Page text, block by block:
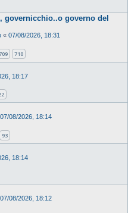
governicchio..o governo del
« 07/08/2026, 18:31
710
18:17
07/08/2026, 18:14
93
18:14
07/08/2026, 18:12